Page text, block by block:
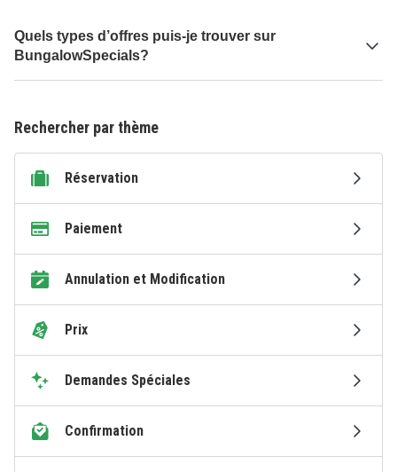
Quels types d’offres puis-je trouver sur
BungalowSpecials?
Rechercher par thème
Réservation
Paiement
Annulation et Modification
Prix
Demandes Spéciales
Confirmation